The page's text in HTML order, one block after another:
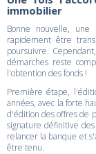
immobilier
Bonne nouvelle,
rapidement être
poursuivre.
démarches reste
l'obtention des fonds !
Première étape,
années, avec la forte
d'édition des offres de
signature définitive
relancer la banque et
être tenu.